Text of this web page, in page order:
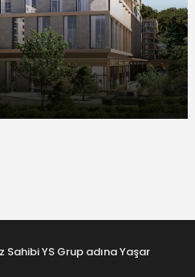
YS Grup adına Yaşar